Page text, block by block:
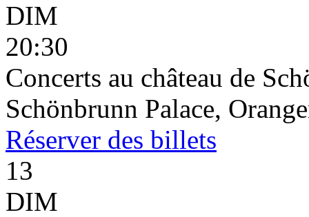
DIM
20:30
Concerts au château de
Schönbrunn Palace,
Réserver des billets
13
DIM